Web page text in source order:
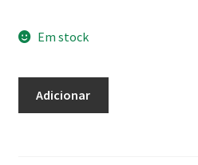
original
era:
39.90 €.
Em stock
Adicionar